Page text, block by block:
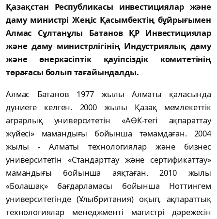
Қазақстан Республикасы инвестициялар және
даму министрі Жеңіс Қасымбектің бұйрығымен
Алмас Сұлтанұлы Батанов ҚР Инвестициялар
және даму министрлігінің Индустриялық даму
және өнеркәсіптік қауіпсіздік комитетінің
төрағасы болып тағайындалды.
Алмас Батанов 1977 жылы Алматы қаласында
дүниеге келген. 2000 жылы Қазақ мемлекеттік
аграрлық университетін «АӨК-тегі ақпараттау
жүйесі» мамандығы бойынша тәмамдаған. 2004
жылы - Алматы технологиялар және бизнес
университетін «Стандарттау және сертификаттау»
мамандығы бойынша аяқтаған. 2010 жылы
«Болашақ» бағдарламасы бойынша Ноттингем
университетінде (Ұлыбритания) оқып, ақпараттық
технологиялар менеджменті магистрі дәрежесін